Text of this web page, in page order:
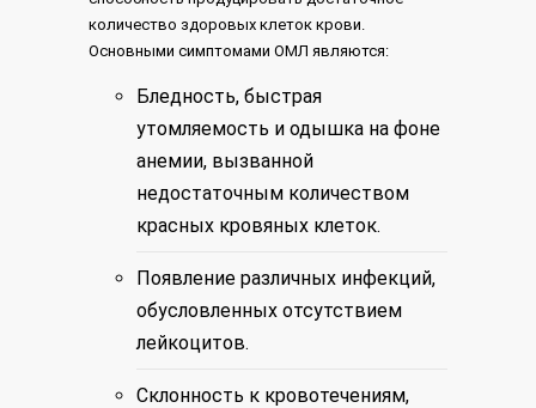
количество здоровых клеток крови.
Основными симптомами ОМЛ являются:
Бледность, быстрая
утомляемость и одышка на фоне
анемии, вызванной
недостаточным количеством
красных кровяных клеток.
Появление различных инфекций,
обусловленных отсутствием
лейкоцитов.
Склонность к кровотечениям,